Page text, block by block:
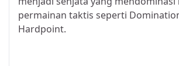
permainan taktis seperti
Hardpoint.